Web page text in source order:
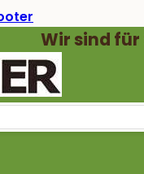
Wir sind für